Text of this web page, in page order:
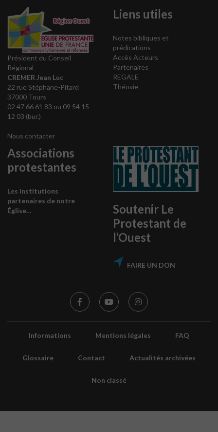
Président du Conseil
Régional
CREMER Jean Luc
22 rue Stéphane-Pitard
37000 Tours
02 47 66 61 83 ou 09 54 15
12 03 (bur.)
Nous contacter
Liens utiles
Notes bibliques et
prédications
Accès Acteurs
Partenaires
REGALE
Théovie
Associations
protestantes
Les institutions
partenaires de notre
Église…
Soutenir Le
Protestant de
l’Ouest
FAIRE UN DON
Informations Mentions légales FAQ
Glossaire Contact Actualités archivées
Non classé